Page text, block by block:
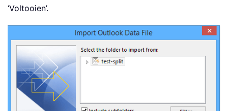
‘Voltooien’.